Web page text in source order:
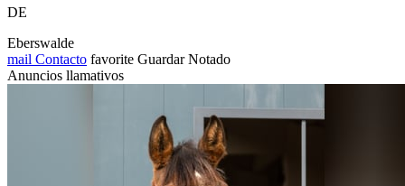
DE
Eberswalde
mail Contacto favorite Guardar Notado
Anuncios llamativos